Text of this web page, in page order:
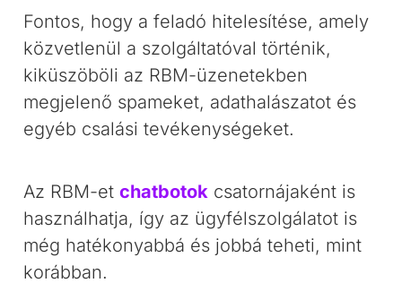
Fontos, hogy a feladó hitelesítése, amely
közvetlenül a szolgáltatóval történik,
kiküszöböli az RBM-üzenetekben
megjelenő spameket, adathalászatot és
egyéb csalási tevékenységeket.
Az RBM-etchatbotok csatornájaként is
használhatja, így az ügyfélszolgálatot is
még hatékonyabbá és jobbá teheti, mint
korábban.